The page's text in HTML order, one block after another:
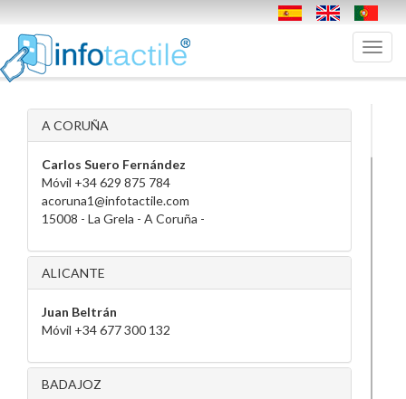
A CORUÑA
Carlos Suero Fernández
Móvil +34 629 875 784
acoruna1@infotactile.com
15008 - La Grela - A Coruña -
ALICANTE
Juan Beltrán
Móvil +34 677 300 132
BADAJOZ